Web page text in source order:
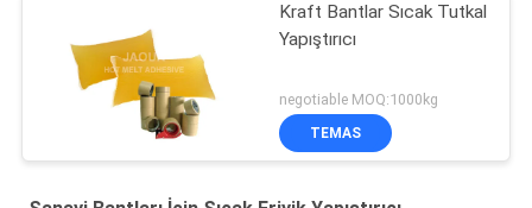
Kraft Bantlar Sıcak Tutkal
Yapıştırıcı
negotiable MOQ:1000kg
TEMAS